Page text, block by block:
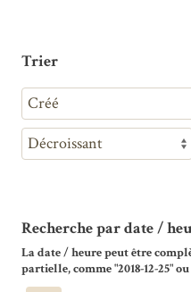
Trier
Recherche par date /
La date / heure peut être
partielle, comme "2018-12-25" ou